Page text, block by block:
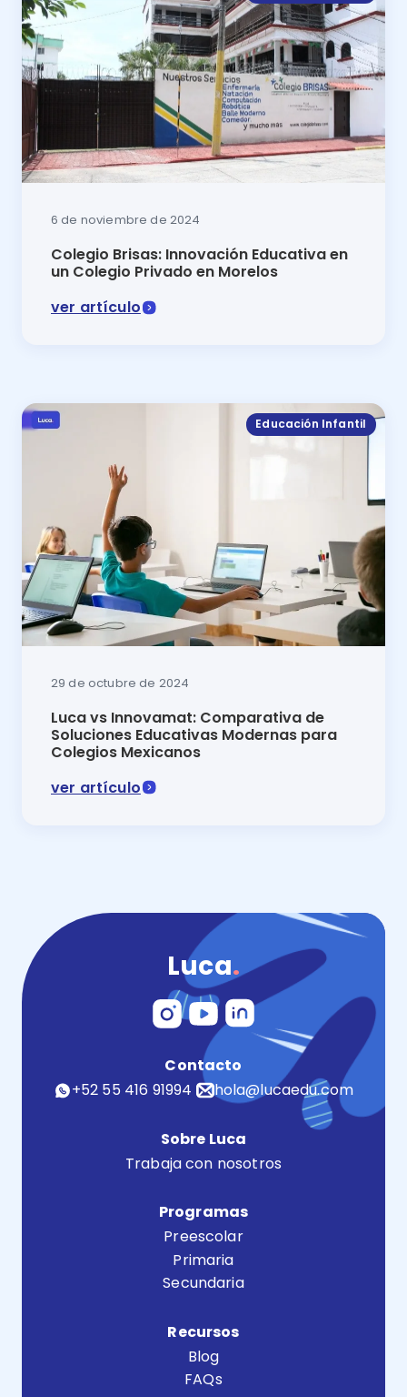
6 de noviembre de 2024
Colegio Brisas: Innovación Educativa en
un Colegio Privado en Morelos
ver artículo
Educación Infantil
29 de octubre de 2024
Luca vs Innovamat: Comparativa de
Soluciones Educativas Modernas para
Colegios Mexicanos
ver artículo
Luca.
Contacto
+52 55 416 91994
hola@lucaedu.com
Sobre Luca
Trabaja con nosotros
Programas
Preescolar
Primaria
Secundaria
Recursos
Blog
FAQs